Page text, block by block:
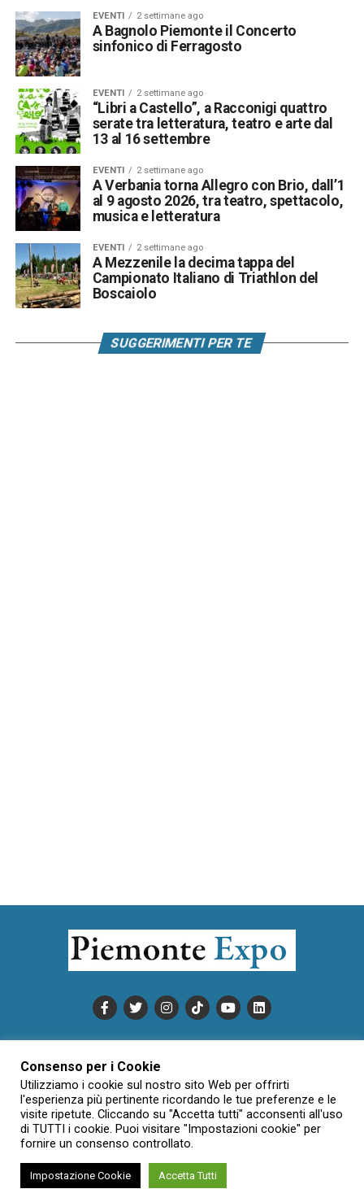
EVENTI 2 settimane ago
A Bagnolo Piemonte il Concerto
sinfonico di Ferragosto
EVENTI 2 settimane ago
“Libri a Castello”, a Racconigi quattro
serate tra letteratura, teatro e arte dal
13 al 16 settembre
EVENTI 2 settimane ago
A Verbania torna Allegro con Brio, dall’1
al 9 agosto 2026, tra teatro, spettacolo,
musica e letteratura
EVENTI 2 settimane ago
A Mezzenile la decima tappa del
Campionato Italiano di Triathlon del
Boscaiolo
SUGGERIMENTI PER TE
INFORMATIVA SULLA PRIVACY
CONDIZIONI DI UTILIZZO
DATI SOCIETARI
NOVAJO
CREDITS
CONTATTTI
Creative Commons Attribuzione - Non commerciale - Non opere
Consenso per i Cookie
Utilizziamo i cookie sul nostro sito Web per offrirti
l'esperienza più pertinente ricordando le tue preferenze e le
visite ripetute. Cliccando su "Accetta tutti" acconsenti all'uso
di TUTTI i cookie. Puoi visitare "Impostazioni cookie" per
fornire un consenso controllato.
Impostazione Cookie Accetta Tutti